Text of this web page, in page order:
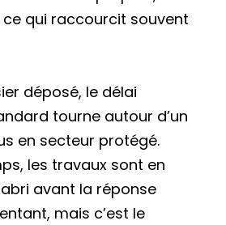
ce qui raccourcit souvent
déposé, le délai
tourne autour d’un
en secteur protégé.
les travaux sont en
avant la réponse
mais c’est le